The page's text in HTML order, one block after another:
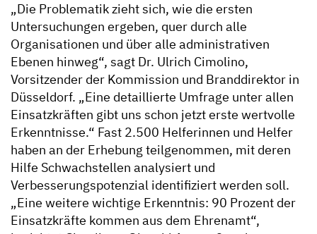
„Die Problematik zieht sich, wie die ersten
Untersuchungen ergeben, quer durch alle
Organisationen und über alle administrativen
Ebenen hinweg“, sagt Dr. Ulrich Cimolino,
Vorsitzender der Kommission und Branddirektor in
Düsseldorf. „Eine detaillierte Umfrage unter allen
Einsatzkräften gibt uns schon jetzt erste wertvolle
Erkenntnisse.“ Fast 2.500 Helferinnen und Helfer
haben an der Erhebung teilgenommen, mit deren
Hilfe Schwachstellen analysiert und
Verbesserungspotenzial identifiziert werden soll.
„Eine weitere wichtige Erkenntnis: 90 Prozent der
Einsatzkräfte kommen aus dem Ehrenamt“,